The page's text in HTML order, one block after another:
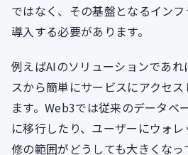
ではなく、その基盤となるイン
導入する必要があります。
例えばAIのソリューションであ
スから簡単にサービスにアクセ
ます。Web3では従来のデータベ
に移行したり、ユーザーにウォ
修の範囲がどうしても大きくなっ